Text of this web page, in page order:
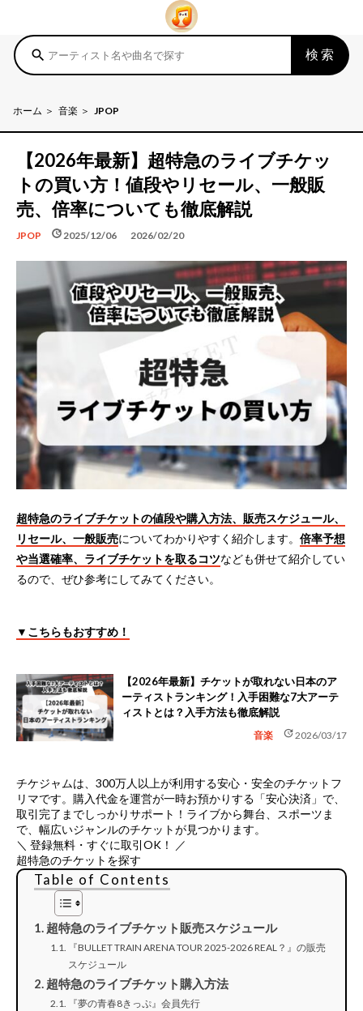
search 検索
ホーム 音楽 JPOP
【2026年最新】超特急のライブチケッ
トの買い方！値段やリセール、一般販
売、倍率についても徹底解説
JPOP schedule 2025/12/06
update 2026/02/20
超特急のライブチケットの値段や購入方法、販売スケジュール、
リセール、一般販売についてわかりやすく紹介します。 倍率予想
や当選確率、ライブチケットを取るコツなども併せて紹介してい
るので、ぜひ参考にしてみてください。
▼こちらもおすすめ！
【2026年最新】チケットが取れない日本のア
ーティストランキング！入手困難な7大アーテ
ィストとは？入手方法も徹底解説
音楽 update2026/03/17
チケジャムは、 300万人以上が利用する安心・安全のチケットフ
リマです。購入代金を運営が一時お預かりする「安心決済」で、
取引完了までしっかりサポート！ライブから舞台、スポーツま
で、幅広いジャンルのチケットが見つかります。
＼ 登録無料・すぐに取引OK！ ／
超特急のチケットを探す
Table of Contents
超特急のライブチケット販売スケジュール
『BULLET TRAIN ARENA TOUR 2025-2026 REAL？』の販売
スケジュール
超特急のライブチケット購入方法
『夢の青春8きっぷ』会員先行